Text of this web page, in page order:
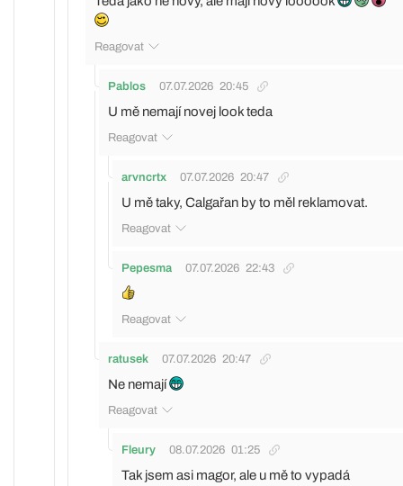
Reagovat
Pablos 07.07.2026 20:45
U mě nemají novej look teda
Reagovat
arvncrtx 07.07.2026 20:47
U mě taky, Calgařan by to měl reklamovat.
Reagovat
Pepesma 07.07.2026 22:43
Reagovat
ratusek 07.07.2026 20:47
Ne nemají
Reagovat
Fleury 08.07.2026 01:25
Tak jsem asi magor, ale u mě to vypadá